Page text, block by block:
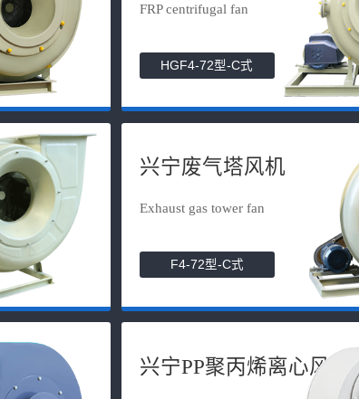
FRP centrifugal fan
HGF4-72型-C式
兴宁废气塔风机
Exhaust gas tower fan
F4-72型-C式
兴宁PP聚丙烯离心风机